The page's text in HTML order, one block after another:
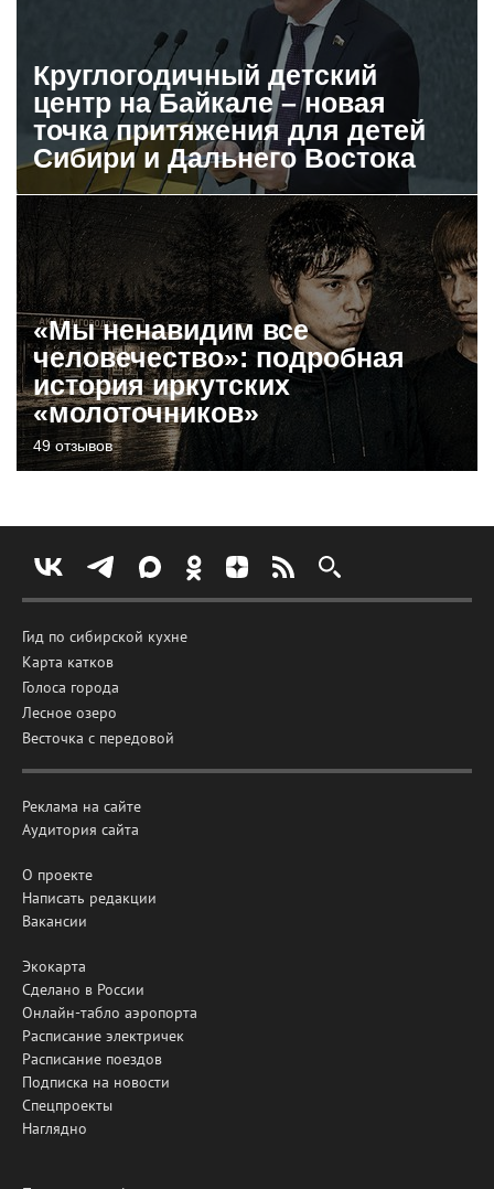
Круглогодичный детский
центр на Байкале – новая
точка притяжения для детей
Сибири и Дальнего Востока
«Мы ненавидим все
человечество»: подробная
история иркутских
«молоточников»
49 отзывов
Гид по сибирской кухне
Карта катков
Голоса города
Лесное озеро
Весточка с передовой
Реклама на сайте
Аудитория сайта
О проекте
Написать редакции
Вакансии
Экокарта
Сделано в России
Онлайн-табло аэропорта
Расписание электричек
Расписание поездов
Подписка на новости
Спецпроекты
Наглядно